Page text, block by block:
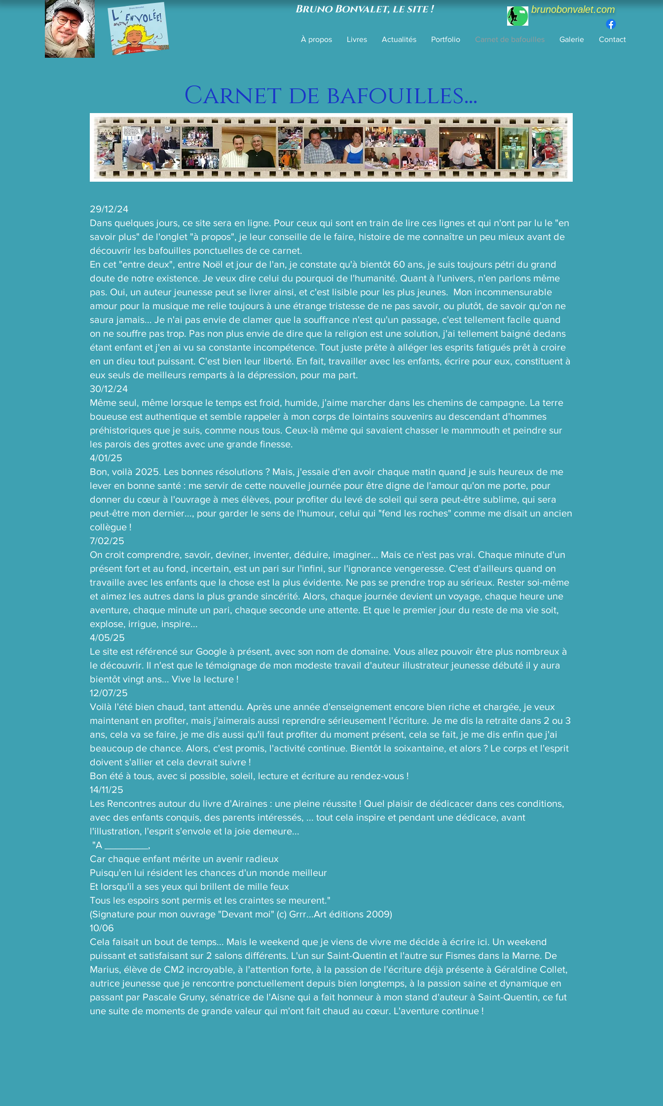
Bruno Bonvalet, le site ! brunobonvalet.com
À propos Livres Actualités Portfolio Carnet de bafouilles Galerie Contact
Carnet de bafouilles...
29/12/24
Dans quelques jours, ce site sera en ligne. Pour ceux qui sont en train de lire ces lignes et qui n'ont par lu le "en
savoir plus" de l'onglet "à propos", je leur conseille de le faire, histoire de me connaître un peu mieux avant de
découvrir les bafouilles ponctuelles de ce carnet.
En cet "entre deux", entre Noël et jour de l'an, je constate qu'à bientôt 60 ans, je suis toujours pétri du grand
doute de notre existence. Je veux dire celui du pourquoi de l'humanité. Quant à l'univers, n'en parlons même
pas. Oui, un auteur jeunesse peut se livrer ainsi, et c'est lisible pour les plus jeunes. Mon incommensurable
amour pour la musique me relie toujours à une étrange tristesse de ne pas savoir, ou plutôt, de savoir qu'on ne
saura jamais... Je n'ai pas envie de clamer que la souffrance n'est qu'un passage, c'est tellement facile quand
on ne souffre pas trop. Pas non plus envie de dire que la religion est une solution, j'ai tellement baigné dedans
étant enfant et j'en ai vu sa constante incompétence. Tout juste prête à alléger les esprits fatigués prêt à croire
en un dieu tout puissant. C'est bien leur liberté. En fait, travailler avec les enfants, écrire pour eux, constituent à
eux seuls de meilleurs remparts à la dépression, pour ma part.
30/12/24
Même seul, même lorsque le temps est froid, humide, j'aime marcher dans les chemins de campagne. La terre
boueuse est authentique et semble rappeler à mon corps de lointains souvenirs au descendant d'hommes
préhistoriques que je suis, comme nous tous. Ceux-là même qui savaient chasser le mammouth et peindre sur
les parois des grottes avec une grande finesse.
​4/01/25
Bon, voilà 2025. Les bonnes résolutions ? Mais, j'essaie d'en avoir chaque matin quand je suis heureux de me
lever en bonne santé : me servir de cette nouvelle journée pour être digne de l'amour qu'on me porte, pour
donner du cœur à l'ouvrage à mes élèves, pour profiter du levé de soleil qui sera peut-être sublime, qui sera
peut-être mon dernier..., pour garder le sens de l'humour, celui qui "fend les roches" comme me disait un ancien
collègue !
7/02/25
On croit comprendre, savoir, deviner, inventer, déduire, imaginer... Mais ce n'est pas vrai. Chaque minute d'un
présent fort et au fond, incertain, est un pari sur l'infini, sur l'ignorance vengeresse. C'est d'ailleurs quand on
travaille avec les enfants que la chose est la plus évidente. Ne pas se prendre trop au sérieux. Rester soi-même
et aimez les autres dans la plus grande sincérité. Alors, chaque journée devient un voyage, chaque heure une
aventure, chaque minute un pari, chaque seconde une attente. Et que le premier jour du reste de ma vie soit,
explose, irrigue, inspire...
4/05/25
Le site est référencé sur Google à présent, avec son nom de domaine. Vous allez pouvoir être plus nombreux à
le découvrir. Il n'est que le témoignage de mon modeste travail d'auteur illustrateur jeunesse débuté il y aura
bientôt vingt ans... Vive la lecture !
12/07/25
Voilà l'été bien chaud, tant attendu. Après une année d'enseignement encore bien riche et chargée, je veux
maintenant en profiter, mais j'aimerais aussi reprendre sérieusement l'écriture. Je me dis la retraite dans 2 ou 3
ans, cela va se faire, je me dis aussi qu'il faut profiter du moment présent, cela se fait, je me dis enfin que j'ai
beaucoup de chance. Alors, c'est promis, l'activité continue. Bientôt la soixantaine, et alors ? Le corps et l'esprit
doivent s'allier et cela devrait suivre !
Bon été à tous, avec si possible, soleil, lecture et écriture au rendez-vous !
14/11/25
Les Rencontres autour du livre d'Airaines : une pleine réussite ! Quel plaisir de dédicacer dans ces conditions,
avec des enfants conquis, des parents intéressés, ... tout cela inspire et pendant une dédicace, avant
l'illustration, l'esprit s'envole et la joie demeure...
"A ________,
Car chaque enfant mérite un avenir radieux
Puisqu'en lui résident les chances d'un monde meilleur
Et lorsqu'il a ses yeux qui brillent de mille feux
Tous les espoirs sont permis et les craintes se meurent."
(Signature pour mon ouvrage "Devant moi" (c) Grrr...Art éditions 2009)
10/06
Cela faisait un bout de temps... Mais le weekend que je viens de vivre me décide à écrire ici. Un weekend
puissant et satisfaisant sur 2 salons différents. L'un sur Saint-Quentin et l'autre sur Fismes dans la Marne. De
Marius, élève de CM2 incroyable, à l'attention forte, à la passion de l'écriture déjà présente à Géraldine Collet,
autrice jeunesse que je rencontre ponctuellement depuis bien longtemps, à la passion saine et dynamique en
passant par Pascale Gruny, sénatrice de l'Aisne qui a fait honneur à mon stand d'auteur à Saint-Quentin, ce fut
une suite de moments de grande valeur qui m'ont fait chaud au cœur. L'aventure continue !